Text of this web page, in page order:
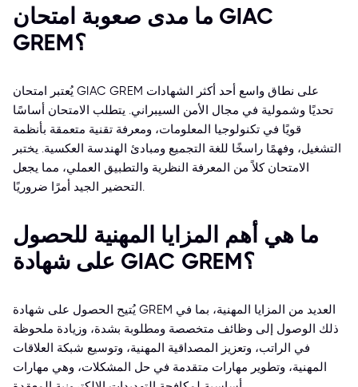
ما مدى صعوبة امتحان GIAC
GREM؟
يُعتبر امتحان GIAC GREM على نطاق واسع أحد أكثر الشهادات
تحديًا وشمولية في مجال الأمن السيبراني. يتطلب الامتحان أساسًا
قويًا في تكنولوجيا المعلومات، ومعرفة تقنية متعمقة بأنظمة
التشغيل، وفهمًا راسخًا للغة التجميع ومبادئ الهندسة العكسية. يختبر
الامتحان كلاً من المعرفة النظرية والتطبيق العملي، مما يجعل
التحضير الجيد أمرًا ضروريًا.
ما هي أهم المزايا المهنية للحصول
على شهادة GIAC GREM؟
يُتيح الحصول على شهادة GREM العديد من المزايا المهنية، بما في
ذلك الوصول إلى وظائف متخصصة ومطلوبة بشدة، وزيادة ملحوظة
في الراتب، وتعزيز المصداقية المهنية، وتوسيع شبكة العلاقات
المهنية، وتطوير مهارات متقدمة في حل المشكلات، وهي مهارات